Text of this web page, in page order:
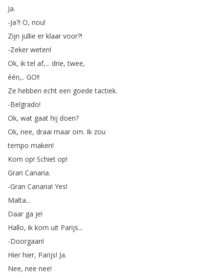
Ja.
-Ja?! O, nou!
Zijn jullie er klaar voor?!
-Zeker weten!
Ok, ik tel af,... drie,twee,
één,.. GO!!
Ze hebben echt een goede tactiek.
-Belgrado!
Ok, wat gaat hij doen?
Ok, nee, draai maar om. Ik zou
tempo maken!
Kom op! Schiet op!
Gran Canaria.
-Gran Canaria! Yes!
Malta...
Daar ga je!
Hallo, ik kom uit Parijs...
-Doorgaan!
Hier hier, Parijs! Ja.
Nee, nee nee!